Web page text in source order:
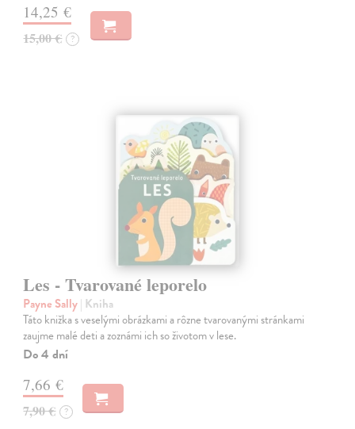
14,25 €
15,00 € ?
Les - Tvarované leporelo
Payne Sally| Kniha
Táto knižka s veselými obrázkami a rôzne tvarovanými stránkami
zaujme malé deti a zoznámi ich so životom v lese.
Do 4 dní
7,66 €
7,90 € ?